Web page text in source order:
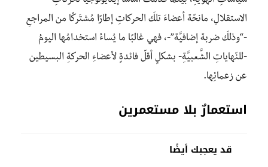
الاستقلالِ، مانحًة أعضاءَ تلكَ الحركاتِ إطارًا مُشتَركًا من المراجعِ
-“وذلكَ ضربة إضافيَّة”-، فهي غالبًا ما يُساءُ استخدامُها اليومُ
-للنّهاياتِ الشَّعبيَّةِ- بشكلٍ أقلّ فائدةٍ لأعضاءِ الحركةِ البسيطين
عن زعمائِها.
استعمارٌ بلا مستعمرين
قد يعجبك أيضًا